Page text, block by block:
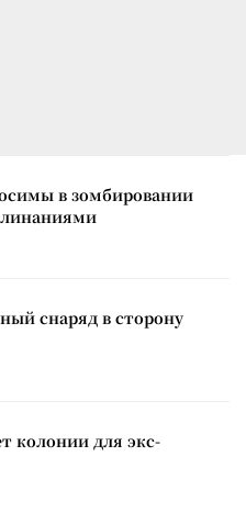
в зомбировании
снаряд в сторону
колонии для экс-